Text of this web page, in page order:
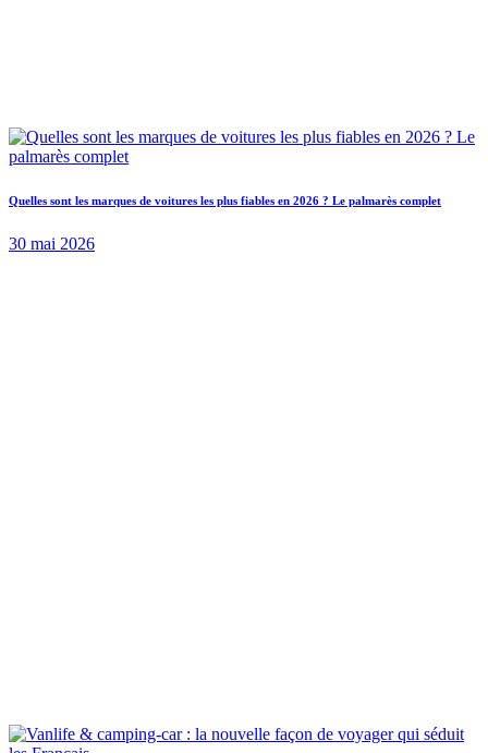
Quelles sont les marques de voitures les plus fiables en 2026 ? Le palmarès complet
30 mai 2026